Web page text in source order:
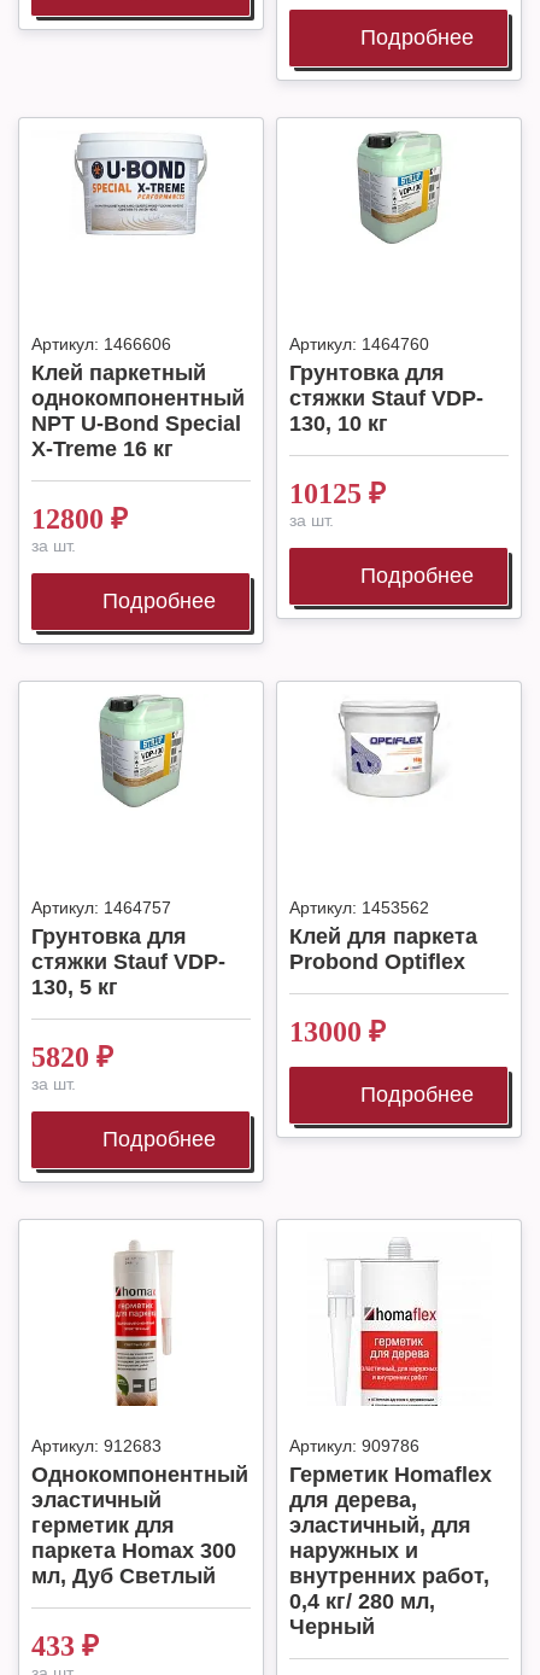
Подробнее
Артикул: 1466606
Клей паркетный
однокомпонентный
NPT U-Bond Special
X-Treme 16 кг
12800 ₽
за шт.
Подробнее
Артикул: 1464760
Грунтовка для
стяжки Stauf VDP-
130, 10 кг
10125 ₽
за шт.
Подробнее
Артикул: 1464757
Грунтовка для
стяжки Stauf VDP-
130, 5 кг
5820 ₽
за шт.
Подробнее
Артикул: 1453562
Клей для паркета
Probond Optiflex
13000 ₽
Подробнее
Артикул: 912683
Однокомпонентный
эластичный
герметик для
паркета Homax 300
мл, Дуб Светлый
433 ₽
Артикул: 909786
Герметик Homaflex
для дерева,
эластичный, для
наружных и
внутренних работ,
0,4 кг/ 280 мл,
Черный